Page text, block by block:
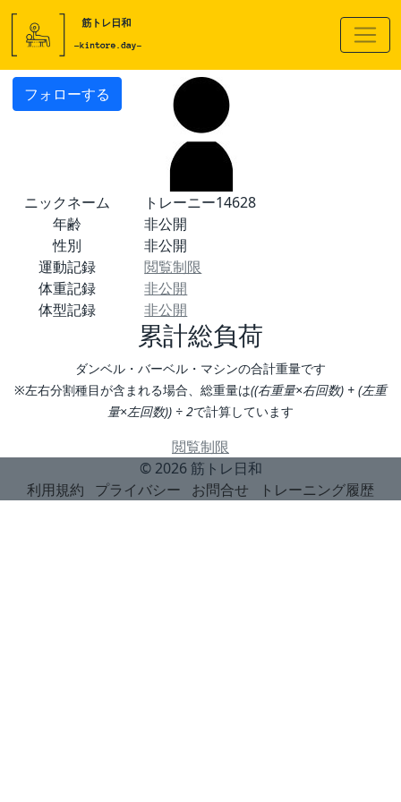
フォローする
ニックネーム
トレーニー14628
年齢
非公開
性別
非公開
運動記録
閲覧制限
体重記録
非公開
体型記録
非公開
累計総負荷
ダンベル・バーベル・マシンの合計重量です
※左右分割種目が含まれる場合、総重量は((右重量×右回数) + (左重
量×左回数)) ÷ 2で計算しています
閲覧制限
© 2026 筋トレ日和
利用規約
プライバシー お問合せ トレーニング履歴